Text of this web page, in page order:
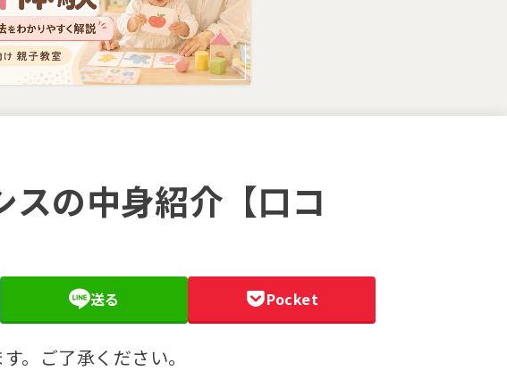
の中身紹介【口コ
送る Pocket
。ご了承ください。